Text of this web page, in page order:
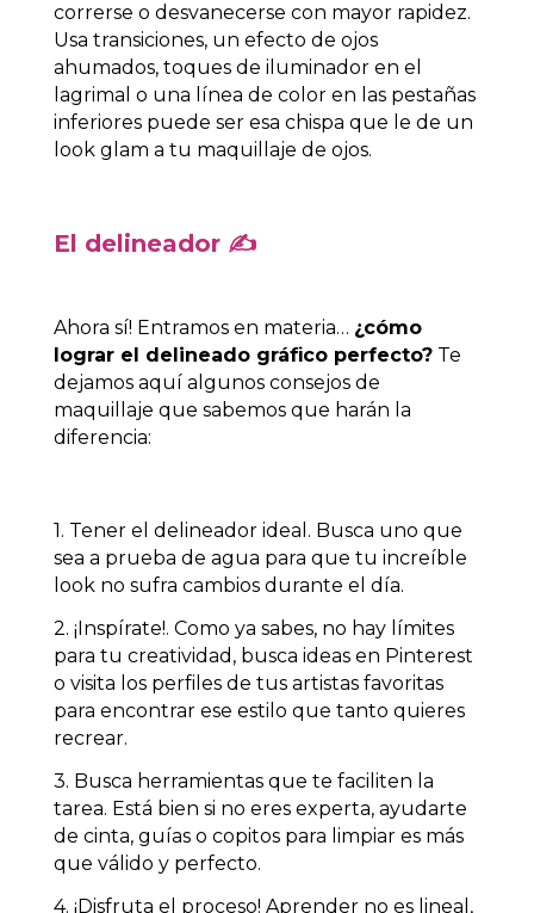
correrse o desvanecerse con mayor rapidez.
Usa transiciones, un efecto de ojos
ahumados, toques de iluminador en el
lagrimal o una línea de color en las pestañas
inferiores puede ser esa chispa que le de un
look glam a tu maquillaje de ojos.
El delineador ✍️
Ahora sí! Entramos en materia… ¿cómo
lograr el delineado gráfico perfecto? Te
dejamos aquí algunos consejos de
maquillaje que sabemos que harán la
diferencia:
1. Tener el delineador ideal. Busca uno que
sea a prueba de agua para que tu increíble
look no sufra cambios durante el día.
2. ¡Inspírate!. Como ya sabes, no hay límites
para tu creatividad, busca ideas en Pinterest
o visita los perfiles de tus artistas favoritas
para encontrar ese estilo que tanto quieres
recrear.
3. Busca herramientas que te faciliten la
tarea. Está bien si no eres experta, ayudarte
de cinta, guías o copitos para limpiar es más
que válido y perfecto.
4. ¡Disfruta el proceso! Aprender no es lineal,